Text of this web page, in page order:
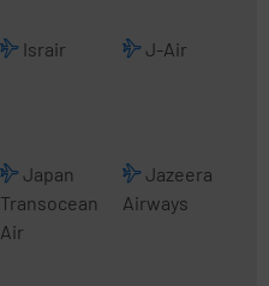
Israir J-Air
Japan
Transocean
Air
Jazeera
Airways